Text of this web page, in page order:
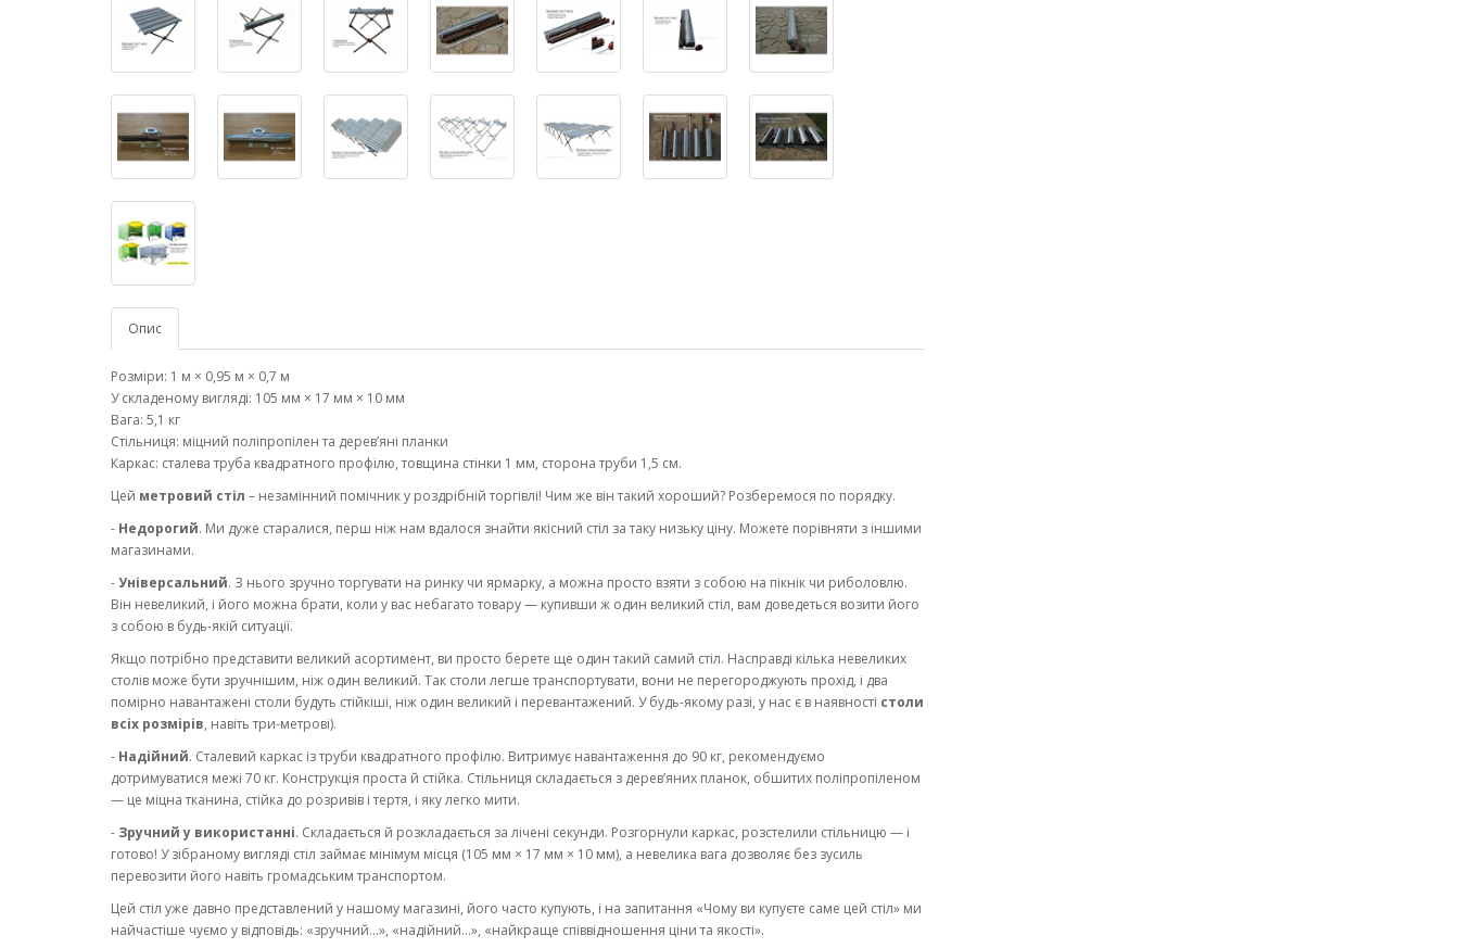
Опис
Розміри: 1 м × 0,95 м × 0,7 м
У складеному вигляді: 105 мм × 17 мм × 10 мм
Вага: 5,1 кг
Стільниця: міцний поліпропілен та дерев’яні планки
Каркас: сталева труба квадратного профілю, товщина стінки 1 мм, сторона труби 1,5 см.
Цей метровий стіл – незамінний помічник у роздрібній торгівлі! Чим же він такий хороший? Розберемося по порядку.
- Недорогий. Ми дуже старалися, перш ніж нам вдалося знайти якісний стіл за таку низьку ціну. Можете порівняти з іншими
магазинами.
-Універсальний. З нього зручно торгувати на ринку чи ярмарку, а можна просто взяти з собою на пікнік чи риболовлю.
Він невеликий, і його можна брати, коли у вас небагато товару — купивши ж один великий стіл, вам доведеться возити його
з собою в будь-якій ситуації.
Якщо потрібно представити великий асортимент, ви просто берете ще один такий самий стіл. Насправді кілька невеликих
столів може бути зручнішим, ніж один великий. Так столи легше транспортувати, вони не перегороджують прохід, і два
помірно навантажені столи будуть стійкіші, ніж один великий і перевантажений. У будь-якому разі, у нас є в наявності столи
всіх розмірів, навіть три-метрові).
- Надійний. Сталевий каркас із труби квадратного профілю. Витримує навантаження до 90 кг, рекомендуємо
дотримуватися межі 70 кг. Конструкція проста й стійка. Стільниця складається з дерев’яних планок, обшитих поліпропіленом
— це міцна тканина, стійка до розривів і тертя, і яку легко мити.
- Зручний у використанні. Складається й розкладається за лічені секунди. Розгорнули каркас, розстелили стільницю — і
готово! У зібраному вигляді стіл займає мінімум місця (105 мм × 17 мм × 10 мм), а невелика вага дозволяє без зусиль
перевозити його навіть громадським транспортом.
Цей стіл уже давно представлений у нашому магазині, його часто купують, і на запитання «Чому ви купуєте саме цей стіл» ми
найчастіше чуємо у відповідь: «зручний…», «надійний…», «найкраще співвідношення ціни та якості».